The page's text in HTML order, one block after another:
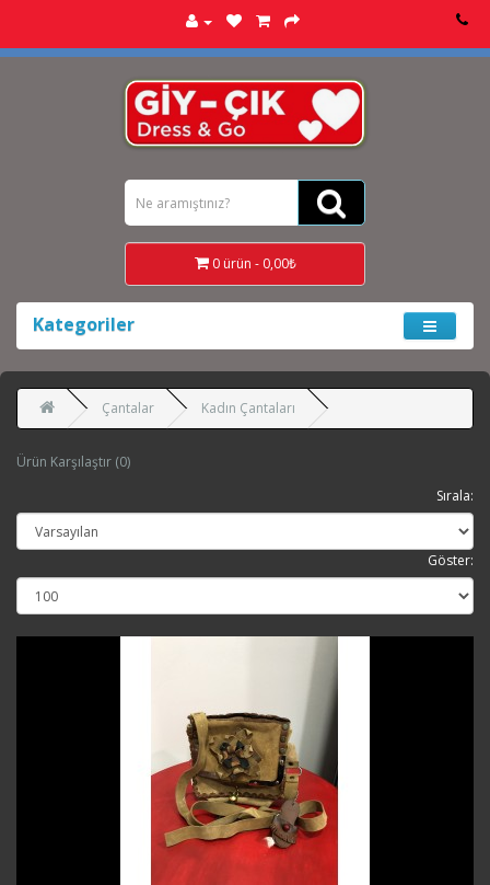
0 ürün - 0,00₺
Kategoriler
Çantalar Kadın Çantaları
Ürün Karşılaştır (0)
Sırala:
Göster: